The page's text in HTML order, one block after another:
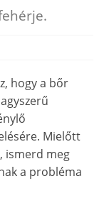
hogy a bőr
Mielőtt
ismerd meg
a probléma